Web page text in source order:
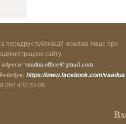
передрук публікацій можливі лише при
сайту.
vaadua.office@gmail.com
https://www.facebook.com/vaadua
066 420 55 06.